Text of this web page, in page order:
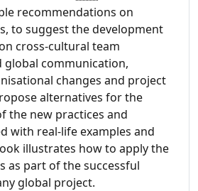
recommendations on
to suggest the development
cross-cultural team
global communication,
changes and project
alternatives for the
the new practices and
real-life examples and
illustrates how to apply the
as part of the successful
global project.